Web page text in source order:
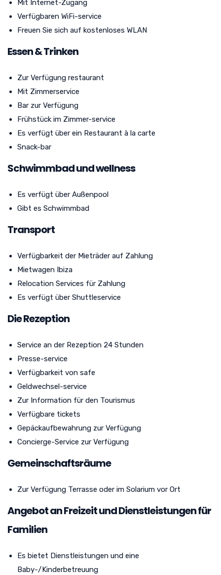
Mit Internet-Zugang
Verfügbaren WiFi-service
Freuen Sie sich auf kostenloses WLAN
Essen & Trinken
Zur Verfügung restaurant
Mit Zimmerservice
Bar zur Verfügung
Frühstück im Zimmer-service
Es verfügt über ein Restaurant à la carte
Snack-bar
Schwimmbad und wellness
Es verfügt über Außenpool
Gibt es Schwimmbad
Transport
Verfügbarkeit der Mieträder auf Zahlung
Mietwagen Ibiza
Relocation Services für Zahlung
Es verfügt über Shuttleservice
Die Rezeption
Service an der Rezeption 24 Stunden
Presse-service
Verfügbarkeit von safe
Geldwechsel-service
Zur Information für den Tourismus
Verfügbare tickets
Gepäckaufbewahrung zur Verfügung
Concierge-Service zur Verfügung
Gemeinschaftsräume
Zur Verfügung Terrasse oder im Solarium vor Ort
Angebot an Freizeit und Dienstleistungen für
Familien
Es bietet Dienstleistungen und eine
Baby-/Kinderbetreuung